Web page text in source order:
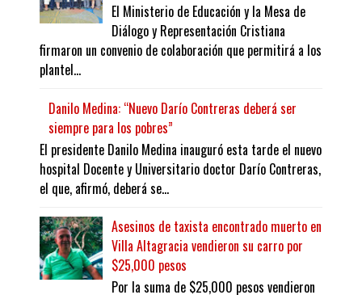
El Ministerio de Educación y la Mesa de
Diálogo y Representación Cristiana
firmaron un convenio de colaboración que permitirá a los
plantel...
Danilo Medina: “Nuevo Darío Contreras deberá ser
siempre para los pobres”
El presidente Danilo Medina inauguró esta tarde el nuevo
hospital Docente y Universitario doctor Darío Contreras,
el que, afirmó, deberá se...
Asesinos de taxista encontrado muerto en
Villa Altagracia vendieron su carro por
$25,000 pesos
Por la suma de $25,000 pesos vendieron